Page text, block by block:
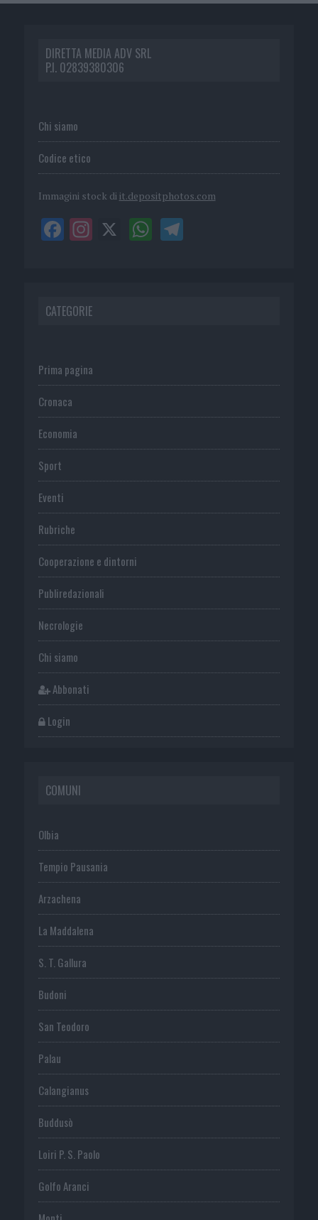
DIRETTA MEDIA ADV SRL
P.I. 02839380306
Chi siamo
Codice etico
Immagini stock di it.depositphotos.com
CATEGORIE
Prima pagina
Cronaca
Economia
Sport
Eventi
Rubriche
Cooperazione e dintorni
Publiredazionali
Necrologie
Chi siamo
Abbonati
Login
COMUNI
Olbia
Tempio Pausania
Arzachena
La Maddalena
S. T. Gallura
Budoni
San Teodoro
Palau
Calangianus
Buddusò
Loiri P. S. Paolo
Golfo Aranci